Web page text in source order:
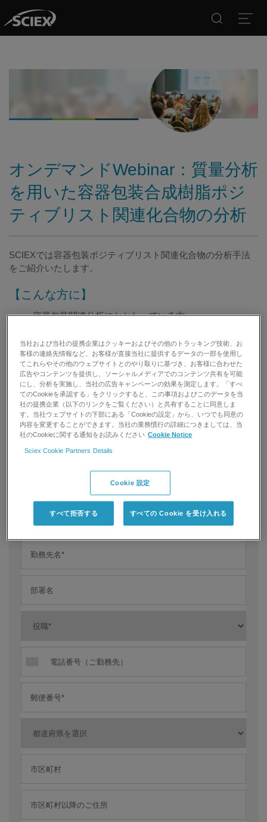
オンデマンドWebinar：質量分析
を用いた容器包装合成樹脂ポジ
ティブリスト関連化合物の分析
SCIEXでは容器包装ポジティブリスト関連化合物の分析手法
をご紹介いたします。
【こんな方に】
容器包装関連分析にかかわっている方
ご登録は、本ページお申込みフォームに必要事項ご記入の
上、送信ボタンを押してください。
当社および当社の提携企業はクッキーおよびその他のトラッキング技術、お
客様の連絡先情報など、お客様が直接当社に提供するデータの一部を使用し
てこれらやその他のウェブサイトとのやり取りに基づき、お客様に合わせた
広告やコンテンツを提供し、ソーシャルメディアでのコンテンツ共有を可能
にし、分析を実施し、当社の広告キャンペーンの効果を測定します。「すべ
てのCookieを承認する」をクリックすると、この事項およびこのデータを当
社の提携企業（以下のリンクをご覧ください）と共有することに同意しま
す。当社ウェブサイトの下部にある「Cookieの設定」から、いつでも同意の
内容を変更することができます。当社の業務慣行の詳細につきましては、当
社のCookieに関する通知をお読みください Cookie Notice
Sciex Cookie Partners Details
Cookie 設定
すべて拒否する すべての Cookie を受け入れる